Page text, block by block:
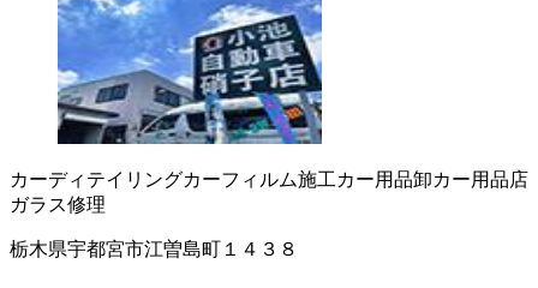
カーディテイリングカーフィルム施工カー用品卸カー用品店
ガラス修理
栃木県宇都宮市江曽島町１４３８